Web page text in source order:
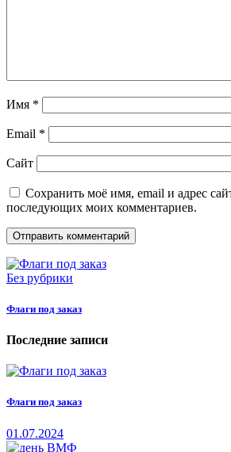
Имя *
Email *
Сайт
Сохранить моё имя, email и адрес
последующих моих комментариев.
Без рубрики
Флаги под заказ
Последние записи
Флаги под заказ
01.07.2024